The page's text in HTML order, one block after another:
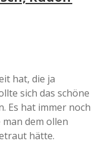
hat, die ja
sich das schöne
Es hat immer noch
dem ollen
hätte.